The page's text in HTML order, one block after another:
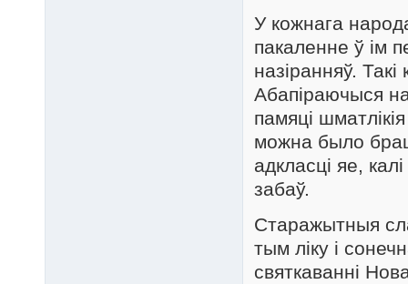
У кожнага
пакаленне ў ім
назіранняў.
Абапіраючыся
памяці
можна было
адкласці яе,
забаў.
Старажытныя
тым ліку і
святкаванні